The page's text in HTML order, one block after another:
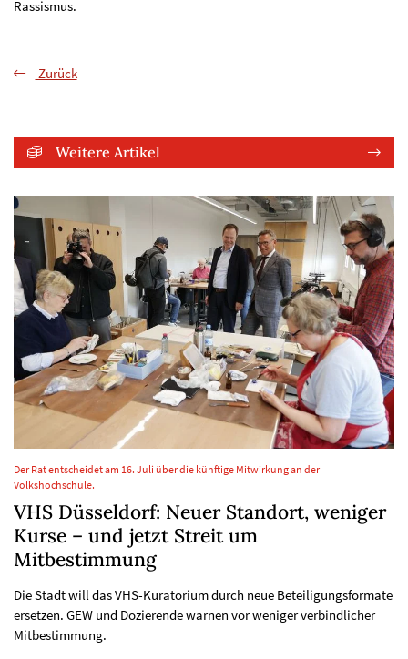
Rassismus.
Zurück
Weitere Artikel
Der Rat entscheidet am 16. Juli über die künftige Mitwirkung an der
Volkshochschule.
VHS Düsseldorf: Neuer Standort, weniger
Kurse – und jetzt Streit um
Mitbestimmung
Die Stadt will das VHS-Kuratorium durch neue Beteiligungsformate
ersetzen. GEW und Dozierende warnen vor weniger verbindlicher
Mitbestimmung.